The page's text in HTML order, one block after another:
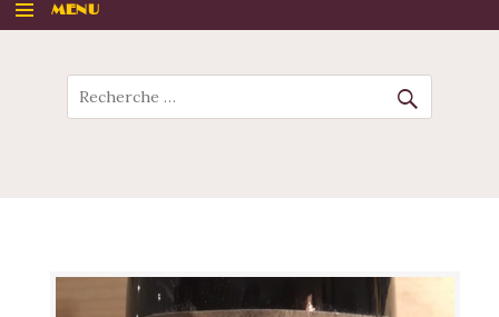
MENU
Recherche